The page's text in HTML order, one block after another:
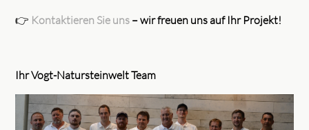
👉 Kontaktieren Sie uns – wir freuen uns auf Ihr Projekt!
Ihr Vogt-Natursteinwelt Team